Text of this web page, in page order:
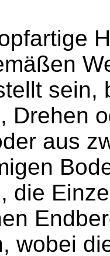
sein,
Drehen
aus
die
wobei